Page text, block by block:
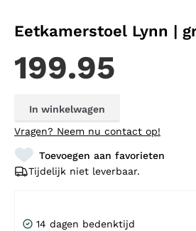
Eetkamerstoel Lynn |
199.95
In winkelwagen
Vragen? Neem nu contact op!
Toevoegen aan favorieten
Tijdelijk niet leverbaar.
14 dagen bedenktijd